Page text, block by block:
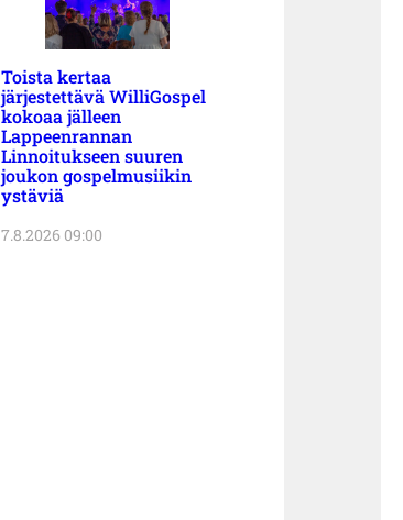
Toista kertaa
järjestettävä WilliGospel
kokoaa jälleen
Lappeenrannan
Linnoitukseen suuren
joukon gospelmusiikin
ystäviä
7.8.2026 09:00